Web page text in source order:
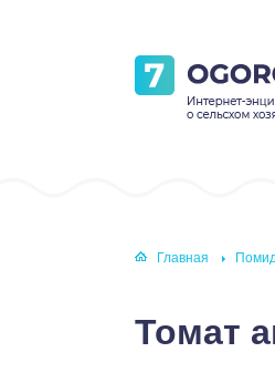
Главная
Томат